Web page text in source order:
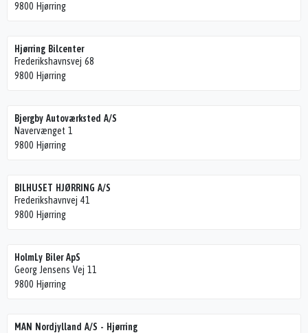
9800 Hjørring
Hjørring Bilcenter
Frederikshavnsvej 68
9800 Hjørring
Bjergby Autoværksted A/S
Navervænget 1
9800 Hjørring
BILHUSET HJØRRING A/S
Frederikshavnvej 41
9800 Hjørring
HolmLy Biler ApS
Georg Jensens Vej 11
9800 Hjørring
MAN Nordjylland A/S - Hjørring